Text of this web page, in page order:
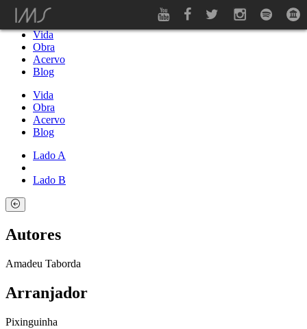
topo
Vida
Obra
Acervo
Blog
Vida
Obra
Acervo
Blog
Lado A
Lado B
Autores
Amadeu Taborda
Arranjador
Pixinguinha